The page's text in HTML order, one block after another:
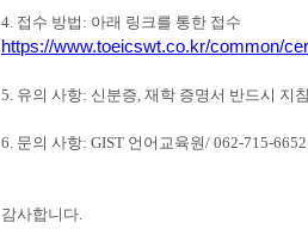
4. 접수 방법: 아래 링크를 통한 접수
https://www.toeicswt.co.kr/common/
5. 유의 사항: 신분증, 재학 증명서 반드시 지
6. 문의 사항: GIST 언어교육원/ 062-715-
감사합니다.